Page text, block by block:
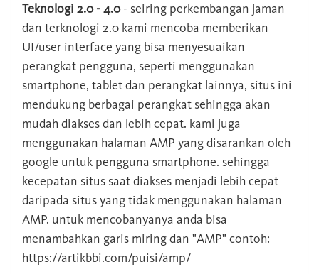
Teknologi 2.0 - 4.0- seiring perkembangan jaman
dan terknologi 2.0 kami mencoba memberikan
UI/user interface yang bisa menyesuaikan
perangkat pengguna, seperti menggunakan
smartphone, tablet dan perangkat lainnya, situs ini
mendukung berbagai perangkat sehingga akan
mudah diakses dan lebih cepat. kami juga
menggunakan halaman AMP yang disarankan oleh
google untuk pengguna smartphone. sehingga
kecepatan situs saat diakses menjadi lebih cepat
daripada situs yang tidak menggunakan halaman
AMP. untuk mencobanyanya anda bisa
menambahkan garis miring dan "AMP" contoh:
https://artikbbi.com/puisi/amp/